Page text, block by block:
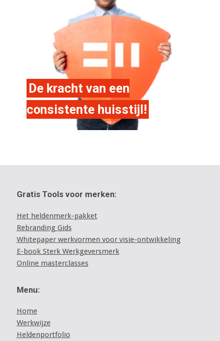
De kracht van een
consistente huisstijl!
Gratis Tools voor merken:
Het heldenmerk-pakket
Rebranding Gids
Whitepaper werkvormen voor visie-ontwikkeling
E-book Sterk Werkgeversmerk
Online masterclasses
Menu:
Home
Werkwijze
Heldenportfolio